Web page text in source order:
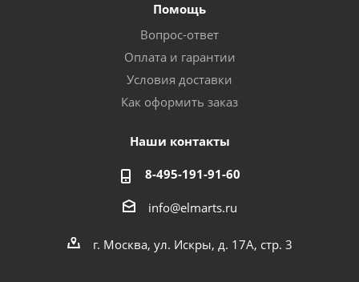
Помощь
Вопрос-ответ
Оплата и гарантии
Условия доставки
Как оформить заказ
Наши контакты
8-495-191-91-60
info@elmarts.ru
г. Москва, ул. Искры, д. 17А, стр. 3